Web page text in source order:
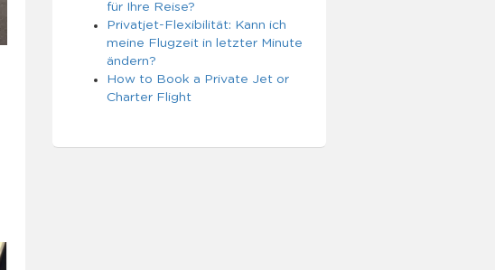
für Ihre Reise?
Privatjet-Flexibilität: Kann ich
meine Flugzeit in letzter Minute
ändern?
How to Book a Private Jet or
Charter Flight